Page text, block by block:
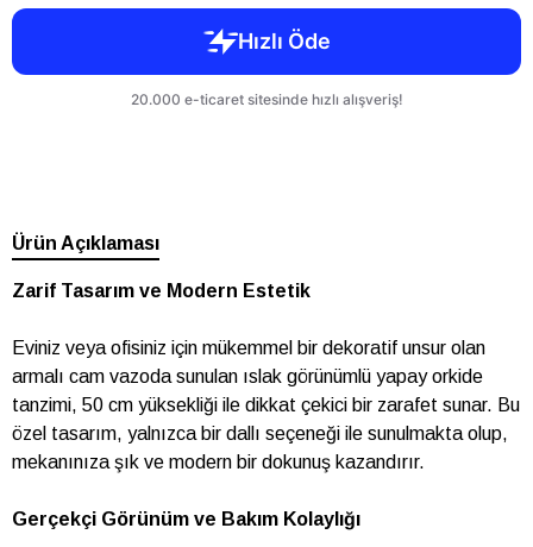
Ürün Açıklaması
Zarif Tasarım ve Modern Estetik
Eviniz veya ofisiniz için mükemmel bir dekoratif unsur olan
armalı cam vazoda sunulan ıslak görünümlü yapay orkide
tanzimi, 50 cm yüksekliği ile dikkat çekici bir zarafet sunar. Bu
özel tasarım, yalnızca bir dallı seçeneği ile sunulmakta olup,
mekanınıza şık ve modern bir dokunuş kazandırır.
Gerçekçi Görünüm ve Bakım Kolaylığı